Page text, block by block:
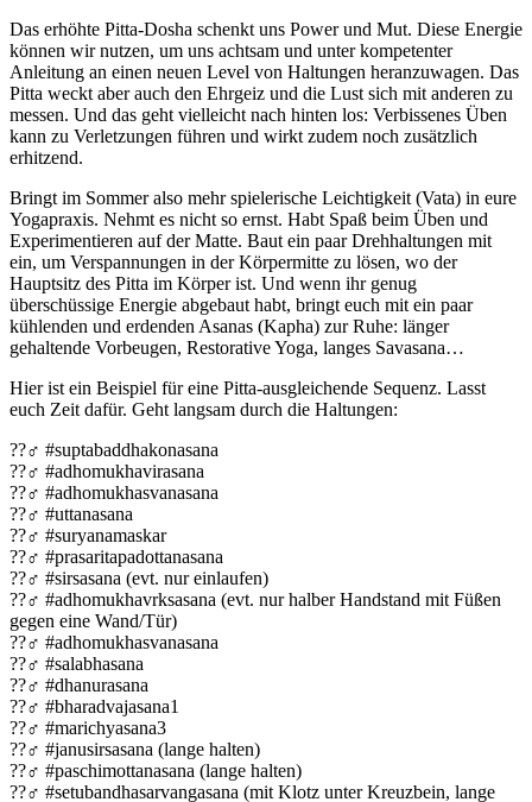
Das erhöhte Pitta-Dosha schenkt uns Power und Mut. Diese Energie
können wir nutzen, um uns achtsam und unter kompetenter
Anleitung an einen neuen Level von Haltungen heranzuwagen. Das
Pitta weckt aber auch den Ehrgeiz und die Lust sich mit anderen zu
messen. Und das geht vielleicht nach hinten los: Verbissenes Üben
kann zu Verletzungen führen und wirkt zudem noch zusätzlich
erhitzend.
Bringt im Sommer also mehr spielerische Leichtigkeit (Vata) in eure
Yogapraxis. Nehmt es nicht so ernst. Habt Spaß beim Üben und
Experimentieren auf der Matte. Baut ein paar Drehhaltungen mit
ein, um Verspannungen in der Körpermitte zu lösen, wo der
Hauptsitz des Pitta im Körper ist. Und wenn ihr genug
überschüssige Energie abgebaut habt, bringt euch mit ein paar
kühlenden und erdenden Asanas (Kapha) zur Ruhe: länger
gehaltende Vorbeugen, Restorative Yoga, langes Savasana…
Hier ist ein Beispiel für eine Pitta-ausgleichende Sequenz. Lasst
euch Zeit dafür. Geht langsam durch die Haltungen:
??‍♂️ #suptabaddhakonasana
??‍♂️ #adhomukhavirasana
??‍♂️ #adhomukhasvanasana
??‍♂️ #uttanasana
??‍♂️ #suryanamaskar
??‍♂️ #prasaritapadottanasana
??‍♂️ #sirsasana (evt. nur einlaufen)
??‍♂️ #adhomukhavrksasana (evt. nur halber Handstand mit Füßen
gegen eine Wand/Tür)
??‍♂️ #adhomukhasvanasana
??‍♂️ #salabhasana
??‍♂️ #dhanurasana
??‍♂️ #bharadvajasana1
??‍♂️ #marichyasana3
??‍♂️ #janusirsasana (lange halten)
??‍♂️ #paschimottanasana (lange halten)
??‍♂️ #setubandhasarvangasana (mit Klotz unter Kreuzbein, lange